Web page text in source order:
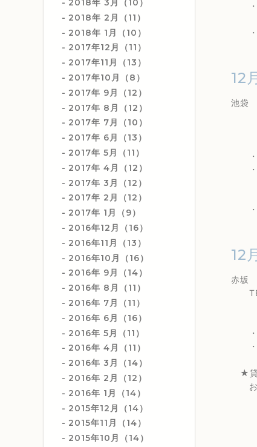
2018年 3月（10）
2018年 2月（11）
2018年 1月（10）
2017年12月（11）
2017年11月（13）
2017年10月（8）
2017年 9月（12）
2017年 8月（12）
2017年 7月（10）
2017年 6月（13）
2017年 5月（11）
2017年 4月（12）
2017年 3月（12）
2017年 2月（12）
2017年 1月（9）
2016年12月（16）
2016年11月（13）
2016年10月（16）
2016年 9月（14）
2016年 8月（11）
2016年 7月（11）
2016年 6月（16）
2016年 5月（11）
2016年 4月（11）
2016年 3月（14）
2016年 2月（12）
2016年 1月（14）
2015年12月（14）
2015年11月（14）
2015年10月（14）
・
・
12
池袋
東
・
・
・
12
赤坂
東
・
・
★貸
お出